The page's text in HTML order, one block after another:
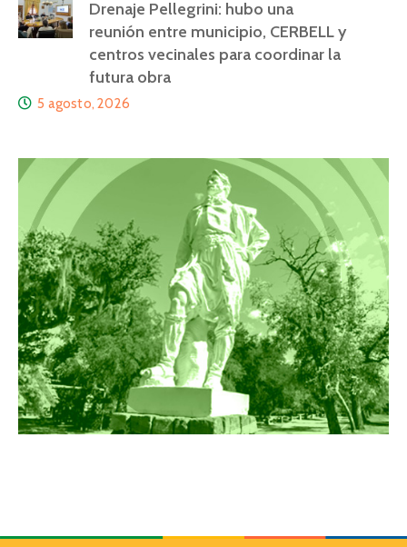
Drenaje Pellegrini: hubo una
reunión entre municipio, CERBELL y
centros vecinales para coordinar la
futura obra
5 agosto, 2026